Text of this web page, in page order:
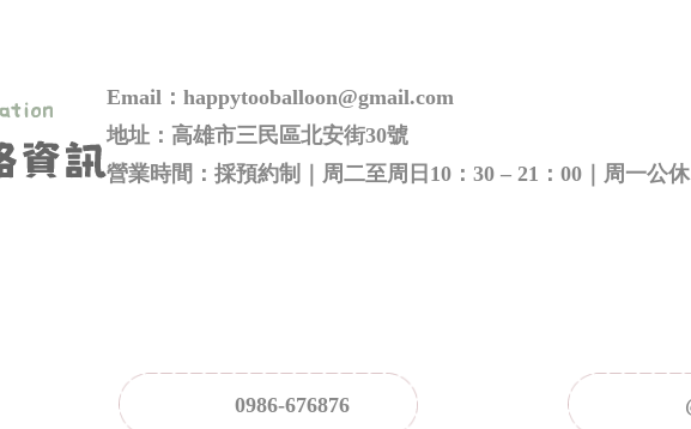
Email：happytooballoon@gmail.com
地址：高雄市三民區北安街30號
營業時間：採預約制｜周二至周日10：30 – 21：00｜周一公休
0986-676876